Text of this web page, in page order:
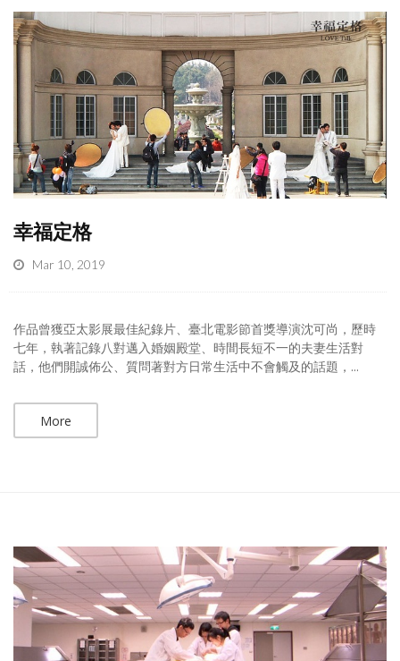
幸福定格
Mar 10, 2019
作品曾獲亞太影展最佳紀錄片、臺北電影節首獎導演沈可尚，歷時
七年，執著記錄八對邁入婚姻殿堂、時間長短不一的夫妻生活對
話，他們開誠佈公、質問著對方日常生活中不會觸及的話題，...
More